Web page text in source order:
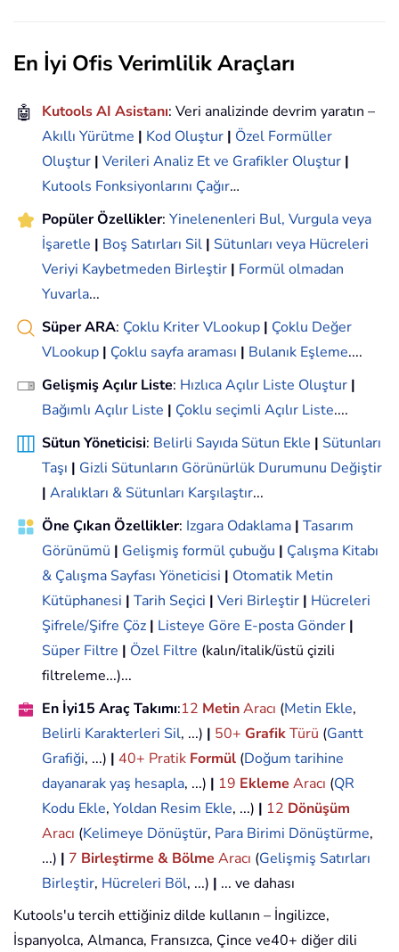
En İyi Ofis Verimlilik Araçları
🤖 Kutools AI Asistanı: Veri analizinde devrim yaratın –
Akıllı Yürütme | Kod Oluştur | Özel Formüller
Oluştur | Verileri Analiz Et ve Grafikler Oluştur |
Kutools Fonksiyonlarını Çağır…
Popüler Özellikler: Yinelenenleri Bul, Vurgula veya
İşaretle | Boş Satırları Sil | Sütunları veya Hücreleri
Veriyi Kaybetmeden Birleştir | Formül olmadan
Yuvarla...
Süper ARA: Çoklu Kriter VLookup | Çoklu Değer
VLookup | Çoklu sayfa araması | Bulanık Eşleme....
Gelişmiş Açılır Liste: Hızlıca Açılır Liste Oluştur |
Bağımlı Açılır Liste | Çoklu seçimli Açılır Liste....
Sütun Yöneticisi: Belirli Sayıda Sütun Ekle | Sütunları
Taşı | Gizli Sütunların Görünürlük Durumunu Değiştir
| Aralıkları & Sütunları Karşılaştır...
Öne Çıkan Özellikler: Izgara Odaklama | Tasarım
Görünümü | Gelişmiş formül çubuğu | Çalışma Kitabı
& Çalışma Sayfası Yöneticisi | Otomatik Metin
Kütüphanesi | Tarih Seçici | Veri Birleştir | Hücreleri
Şifrele/Şifre Çöz | Listeye Göre E-posta Gönder |
Süper Filtre | Özel Filtre (kalın/italik/üstü çizili
filtreleme...)...
En İyi15 Araç Takımı:12 MetinAracı (Metin Ekle,
Belirli Karakterleri Sil, ...) | 50+ GrafikTürü (Gantt
Grafiği, ...) | 40+ Pratik Formül (Doğum tarihine
dayanarak yaş hesapla, ...) | 19 Ekleme Aracı (QR
Kodu Ekle, Yoldan Resim Ekle, ...) | 12 Dönüşüm
Aracı (Kelimeye Dönüştür, Para Birimi Dönüştürme,
...) | 7 Birleştirme & Bölme Aracı (Gelişmiş Satırları
Birleştir, Hücreleri Böl, ...) | ... ve dahası
Kutools'u tercih ettiğiniz dilde kullanın – İngilizce,
İspanyolca, Almanca, Fransızca, Çince ve40+ diğer dili